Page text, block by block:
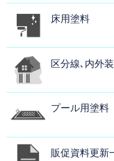
床用塗料
区分線､内外
プール用塗料
販促資料更新